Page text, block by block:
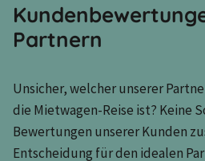
Partnern
Unsicher, welcher unserer
die Mietwagen-Reise ist? Keine
Bewertungen unserer Kunden
Entscheidung für den idealen